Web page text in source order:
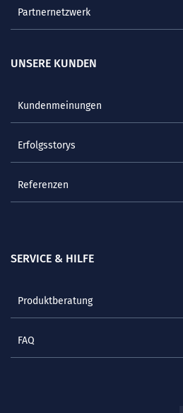
Partnernetzwerk
UNSERE KUNDEN
Kundenmeinungen
Erfolgsstorys
Referenzen
SERVICE & HILFE
Produktberatung
FAQ